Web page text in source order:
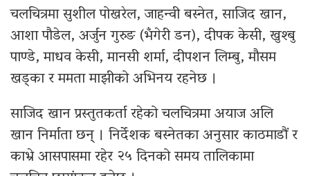
चलचित्रमा सुशील पोखरेल, जाहन्वी बस्नेत, साजिद खान,
आशा पौडेल, अर्जुन गुरुङ (भँगेरी डन), दीपक केसी, खुश्बु
पाण्डे, माधव केसी, मानसी शर्मा, दीपशन लिम्बु, मौसम
खड्का र ममता माझीको अभिनय रहनेछ ।
साजिद खान प्रस्तुतकर्ता रहेको चलचित्रमा अयाज अलि
खान निर्माता छन् । निर्देशक बस्नेतका अनुसार काठमाडौं र
काभ्रे आसपासमा रहेर २५ दिनको समय तालिकामा